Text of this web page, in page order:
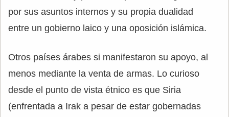
por sus asuntos internos y su propia dualidad
entre un gobierno laico y una oposición islámica.
Otros países árabes si manifestaron su apoyo, al
menos mediante la venta de armas. Lo curioso
desde el punto de vista étnico es que Siria
(enfrentada a Irak a pesar de estar gobernadas